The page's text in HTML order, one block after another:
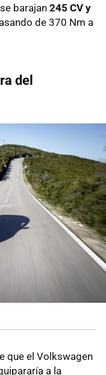
barajan 245 CV y
de 370 Nm a
del
que el Volkswagen
a la